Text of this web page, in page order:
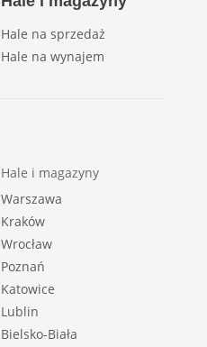
Hale na sprzedaż
Hale na wynajem
Hale i magazyny
Warszawa
Kraków
Wrocław
Poznań
Katowice
Lublin
Bielsko-Biała